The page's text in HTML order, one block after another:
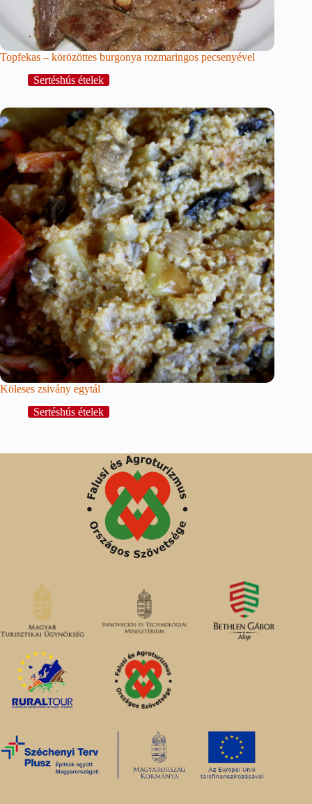
Topfekas – körözöttes burgonya rozmaringos pecsenyével
Sertéshús ételek
Köleses zsivány egytál
Sertéshús ételek